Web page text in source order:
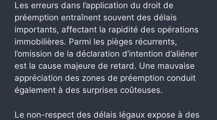
Les erreurs dans l’application du droit de
préemption entraînent souvent des délais
importants, affectant la rapidité des opérations
immobilières. Parmi les pièges récurrents,
l’omission de la déclaration d’intention d’aliéner
est la cause majeure de retard. Une mauvaise
appréciation des zones de préemption conduit
également à des surprises coûteuses.
Le non-respect des délais légaux expose à des